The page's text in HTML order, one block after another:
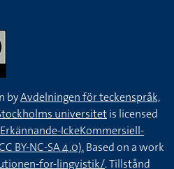
byAvdelningen för teckenspråk,
universitetis licensed
IckeKommersiell-
BY-NC-SA 4.0).Based on a work
for-lingvistik/. Tillstånd